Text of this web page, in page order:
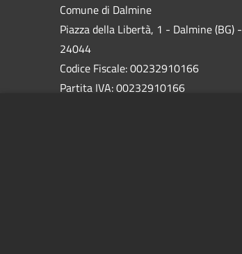
Comune di Dalmine
Piazza della Libertà, 1 - Dalmine (BG) -
24044
Codice Fiscale: 00232910166
Partita IVA: 00232910166